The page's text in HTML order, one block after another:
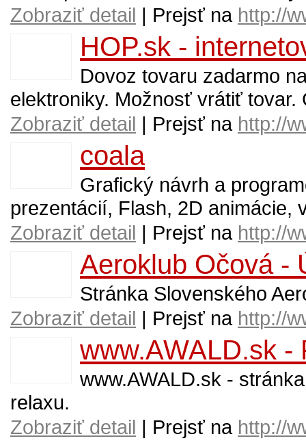
Zobraziť detail | Prejsť na http://
HOP.sk -
Dovoz tovaru zadarmo
elektroniky. Možnosť vrátiť tovar.
Zobraziť detail | Prejsť na http://
coala
Grafický návrh a
prezentácií, Flash, 2D animácie,
Zobraziť detail | Prejsť na http://
Aeroklub Očová -
Stránka Slovenského
Zobraziť detail | Prejsť na http://
www.AWALD.sk -
www.AWALD.sk -
relaxu.
Zobraziť detail | Prejsť na http://